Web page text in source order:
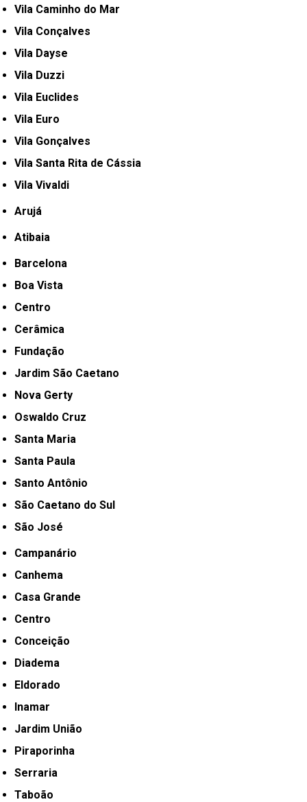
Vila Caminho do Mar
Vila Conçalves
Vila Dayse
Vila Duzzi
Vila Euclides
Vila Euro
Vila Gonçalves
Vila Santa Rita de Cássia
Vila Vivaldi
Arujá
Atibaia
Barcelona
Boa Vista
Centro
Cerâmica
Fundação
Jardim São Caetano
Nova Gerty
Oswaldo Cruz
Santa Maria
Santa Paula
Santo Antônio
São Caetano do Sul
São José
Campanário
Canhema
Casa Grande
Centro
Conceição
Diadema
Eldorado
Inamar
Jardim União
Piraporinha
Serraria
Taboão